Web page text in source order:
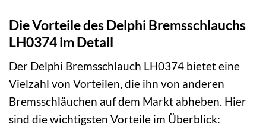
Die Vorteile des Delphi Bremsschlauchs
LH0374 im Detail
Der Delphi Bremsschlauch LH0374 bietet eine
Vielzahl von Vorteilen, die ihn von anderen
Bremsschläuchen auf dem Markt abheben. Hier
sind die wichtigsten Vorteile im Überblick: